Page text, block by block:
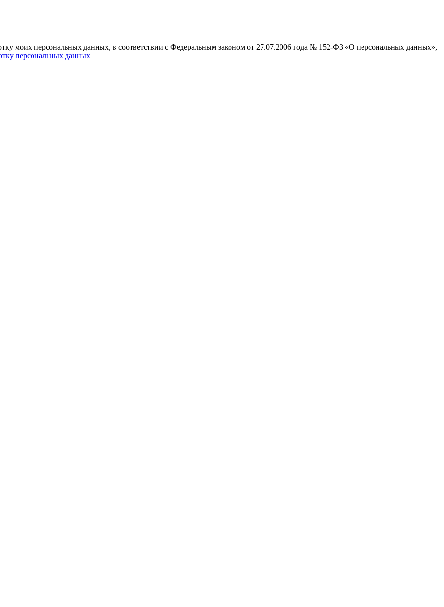
моих персональных данных, в соответствии с Федеральным законом от 27.07.2006 года № 152-ФЗ «О персональных данных»,
персональных данных